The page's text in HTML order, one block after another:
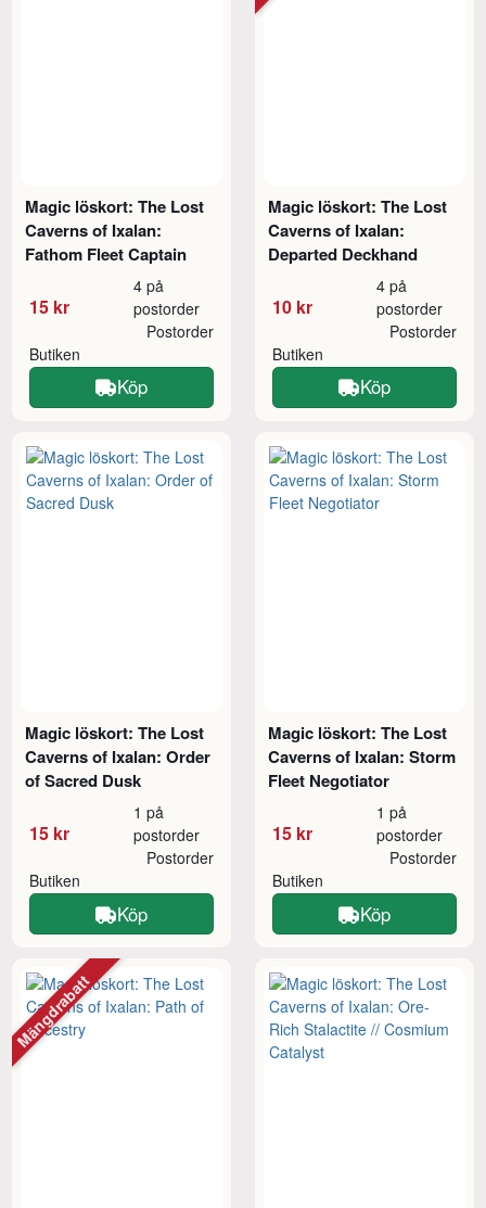
Magic löskort: The Lost
Caverns of Ixalan:
Fathom Fleet Captain
15 kr
4 på
postorder
Butiken
Postorder
Köp
Magic löskort: The Lost
Caverns of Ixalan:
Departed Deckhand
10 kr
4 på
postorder
Butiken
Postorder
Köp
Magic löskort: The Lost
Caverns of Ixalan: Order
of Sacred Dusk
15 kr
1 på
postorder
Butiken
Postorder
Köp
Magic löskort: The Lost
Caverns of Ixalan: Storm
Fleet Negotiator
15 kr
1 på
postorder
Butiken
Postorder
Köp
Mängdrabatt